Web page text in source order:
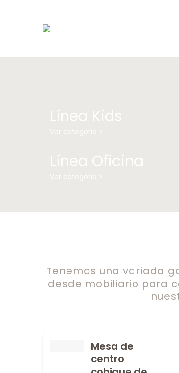
Línea Kids
Ver categoría >
Línea Oficina
Ver categoría >
Tenemos una variada
desde mobiliario para
Mesa de
centro